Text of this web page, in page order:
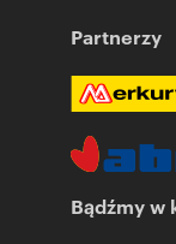
Partnerzy
Bądźmy w